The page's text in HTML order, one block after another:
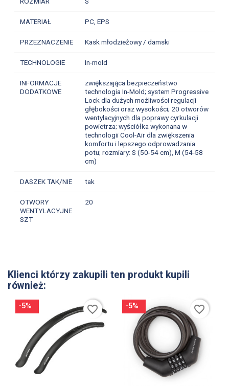
MATERIAŁ PC, EPS
PRZEZNACZENIE Kask młodzieżowy / damski
TECHNOLOGIE In-mold
INFORMACJE
DODATKOWE
zwiększająca bezpieczeństwo
technologia In-Mold; system Progressive
Lock dla dużych możliwości regulacji
głębokości oraz wysokości; 20 otworów
wentylacyjnych dla poprawy cyrkulacji
powietrza; wyściółka wykonana w
technologii Cool-Air dla zwiększenia
komfortu i lepszego odprowadzania
potu; rozmiary: S (50-54 cm), M (54-58
cm)
DASZEK TAK/NIE tak
OTWORY
WENTYLACYJNE
SZT
20
Klienci którzy zakupili ten produkt kupili
również:
-5% favorite_border -5% favorite_border